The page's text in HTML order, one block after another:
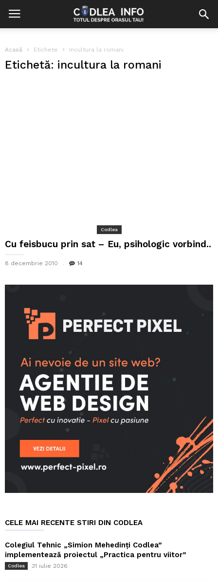
Acasă Etichete Incultura la romani
Etichetă: incultura la romani
Codlea
Cu feisbucu prin sat – Eu, psihologic vorbind..
8 decembrie 2010 14
CELE MAI RECENTE STIRI DIN CODLEA
Colegiul Tehnic „Simion Mehedinți Codlea”
implementează proiectul „Practica pentru viitor”
Codlea 31 iulie 2026